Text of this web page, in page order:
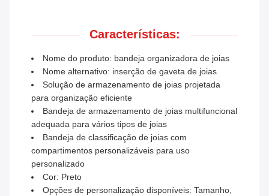
Características:
Nome do produto: bandeja organizadora de joias
Nome alternativo: inserção de gaveta de joias
Solução de armazenamento de joias projetada
para organização eficiente
Bandeja de armazenamento de joias multifuncional
adequada para vários tipos de joias
Bandeja de classificação de joias com
compartimentos personalizáveis ​​para uso
personalizado
Cor: Preto
Opções de personalização disponíveis: Tamanho,